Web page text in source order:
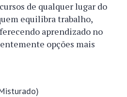
de qualquer lugar do
equilibra trabalho,
aprendizado no
opções mais